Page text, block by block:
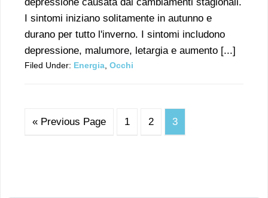
depressione causata dai cambiamenti stagionali.
I sintomi iniziano solitamente in autunno e
durano per tutto l'inverno. I sintomi includono
depressione, malumore, letargia e aumento [...]
Filed Under: Energia, Occhi
« Previous Page 1 2 3